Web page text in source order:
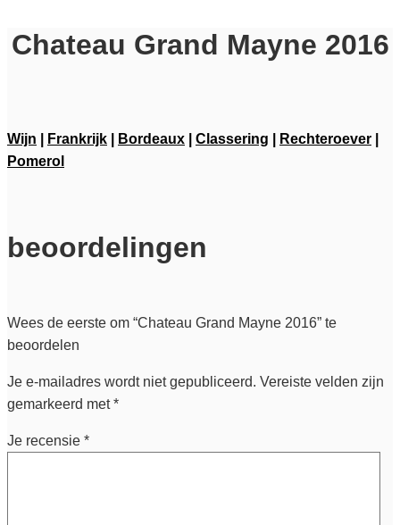
Chateau Grand Mayne 2016
Wijn Frankrijk Bordeaux Classering Rechteroever
Pomerol
beoordelingen
Wees de eerste om “Chateau Grand Mayne 2016” te
beoordelen
Je e-mailadres wordt niet gepubliceerd. Vereiste velden zijn
gemarkeerd met*
Je recensie *